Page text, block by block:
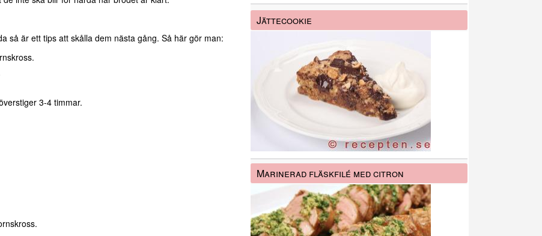
så är ett tips att skålla dem nästa gång. Så här gör man:
3-4 timmar.
Jättecookie
Marinerad fläskfilé med citron